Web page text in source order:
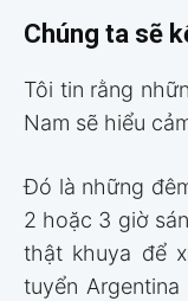
Chúng ta sẽ
Tôi tin rằng
Nam sẽ hiểu
Đó là những
2 hoặc 3 giờ
thật khuya để
tuyển